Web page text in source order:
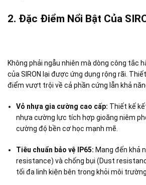
2. Đặc Điểm Nổi Bật Của
Không phải ngẫu nhiên mà dòng công tắc
của SIRON lại được ứng dụng rộng rãi.
điểm vượt trội về cả phần cứng lẫn khả
Vỏ nhựa gia cường cao cấp: Thiết kế
nhựa cường lực tích hợp gioăng niêm
cường độ bền cơ học mạnh mẽ
Tiêu chuẩn bảo vệ IP65: Mang đến khả
resistance) và chống bụi (Dust
tối đa linh kiện bên trong khỏi môi